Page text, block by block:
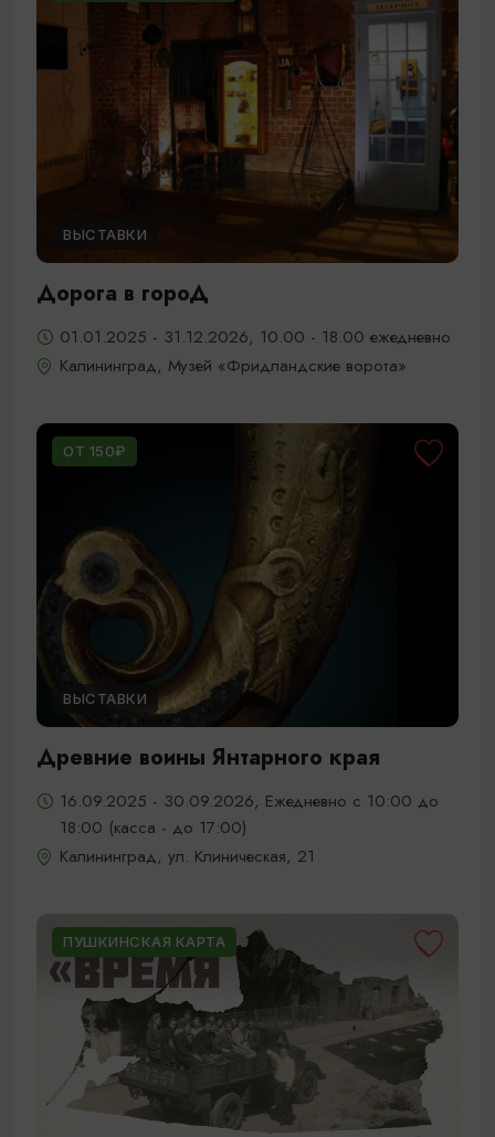
ВЫСТАВКИ
Дорога в гороД
01.01.2025 - 31.12.2026, 10.00 - 18.00 ежедневно
Калининград, Музей «Фридландские ворота»
ОТ 150₽
ВЫСТАВКИ
Древние воины Янтарного края
16.09.2025 - 30.09.2026, Ежедневно с 10:00 до
18:00 (касса - до 17:00)
Калининград, ул. Клиническая, 21
ПУШКИНСКАЯ КАРТА